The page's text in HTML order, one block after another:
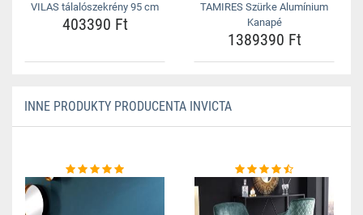
VILAS tálalószekrény 95 cm
403390 Ft
TAMIRES Szürke Alumínium
Kanapé
1389390 Ft
INNE PRODUKTY PRODUCENTA INVICTA